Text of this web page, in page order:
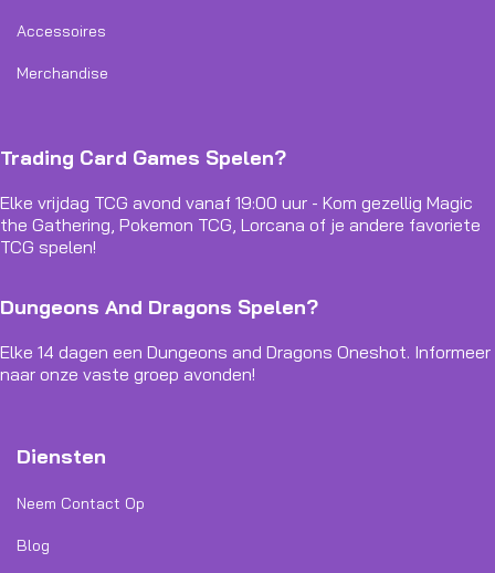
Accessoires
Merchandise
Trading Card Games Spelen?
Elke vrijdag TCG avond vanaf 19:00 uur - Kom gezellig Magic
the Gathering, Pokemon TCG, Lorcana of je andere favoriete
TCG spelen!
Dungeons And Dragons Spelen?
Elke 14 dagen een Dungeons and Dragons Oneshot. Informeer
naar onze vaste groep avonden!
Diensten
Neem Contact Op
Blog